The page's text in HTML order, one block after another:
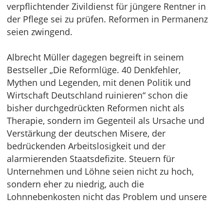
verpflichtender Zivildienst für jüngere Rentner in
der Pflege sei zu prüfen. Reformen in Permanenz
seien zwingend.
Albrecht Müller dagegen begreift in seinem
Bestseller „Die Reformlüge. 40 Denkfehler,
Mythen und Legenden, mit denen Politik und
Wirtschaft Deutschland ruinieren“ schon die
bisher durchgedrückten Reformen nicht als
Therapie, sondern im Gegenteil als Ursache und
Verstärkung der deutschen Misere, der
bedrückenden Arbeitslosigkeit und der
alarmierenden Staatsdefizite. Steuern für
Unternehmen und Löhne seien nicht zu hoch,
sondern eher zu niedrig, auch die
Lohnnebenkosten nicht das Problem und unsere